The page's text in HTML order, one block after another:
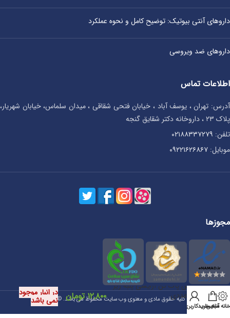
داروهای آنتی‌ بیوتیک: توضیح کامل و نحوه عملکرد
داروهای ضد ویروسی
اطلاعات تماس
آدرس: تهران ، یوسف آباد ، خیابان فتحی شقاقی ، میدان سلماس، خیابان شهریار،
پلاک ۲۳ ، داروخانه دکتر شقایق گنجه
تلفن: ۰۲۱۸۸۳۳۷۲۷۹
موبایل: ۰۹۲۲۱۶۲۶۸۶۷
مجوزها
کلیه حقوق مادی و معنوی وب سایت محفوظ می باشد. ©1399
آنلاین
سبد خرید
حساب کاربری من
گوش پاک کن آرایشی پنبه ریز
۵۰ عددی
۱۲,۸۰۰ تومان در انبار موجود
نمی باشد